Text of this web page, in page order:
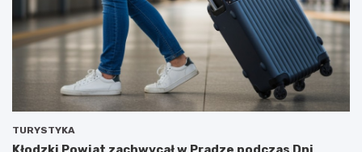
TURYSTYKA